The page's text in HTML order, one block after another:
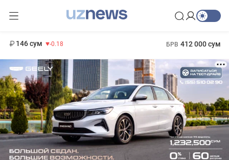
146 сум -0.18 БРВ 412 000 сум